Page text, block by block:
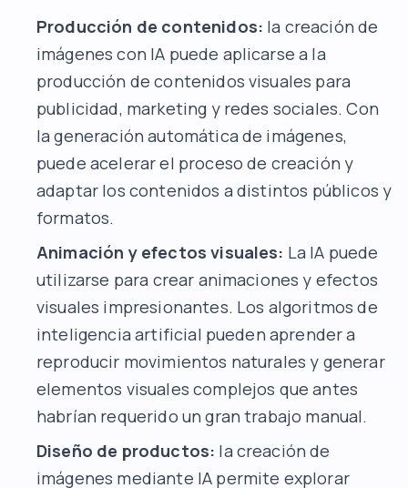
Producción de contenidos: la creación de
imágenes con IA puede aplicarse a la
producción de contenidos visuales para
publicidad, marketing y redes sociales. Con
la generación automática de imágenes,
puede acelerar el proceso de creación y
adaptar los contenidos a distintos públicos y
formatos.
Animación y efectos visuales: La IA puede
utilizarse para crear animaciones y efectos
visuales impresionantes. Los algoritmos de
inteligencia artificial pueden aprender a
reproducir movimientos naturales y generar
elementos visuales complejos que antes
habrían requerido un gran trabajo manual.
Diseño de productos: la creación de
imágenes mediante IA permite explorar